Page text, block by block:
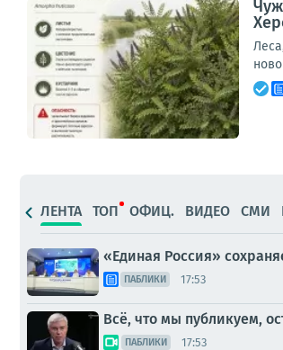
ЛЕНТА ТОП ОФИЦ. ВИДЕО СМИ
«Единая Россия»
ПАБЛИКИ 17:53
Всё, что мы публикуем,
ПАБЛИКИ 17:53